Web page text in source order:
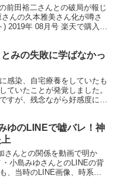
前田裕二さんとの破局が報じ
んの久本雅美さん化が噂さ
2019年 08月号 楽天で購入
みの失敗に学ばなかっ
感染、自宅療養をしていたも
ていたことが発覚しました。
すが、残念ながら好感度に影
ゆのLINEで嘘バレ！神
さんとの関係を動画で明か
小島みゆさんとのLINEの背
、当時のLINE画像、時系列